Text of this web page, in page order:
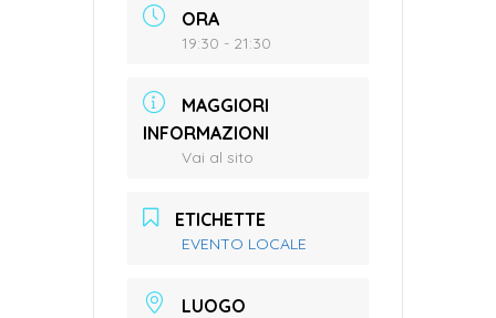
ORA
19:30 - 21:30
MAGGIORI
INFORMAZIONI
Vai al sito
ETICHETTE
EVENTO LOCALE
LUOGO